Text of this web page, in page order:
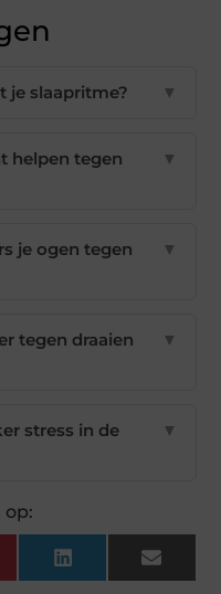
je slaapritme? ▼
helpen tegen
▼
je ogen tegen
▼
tegen draaien
▼
stress in de
▼
op:
LinkedIn Email